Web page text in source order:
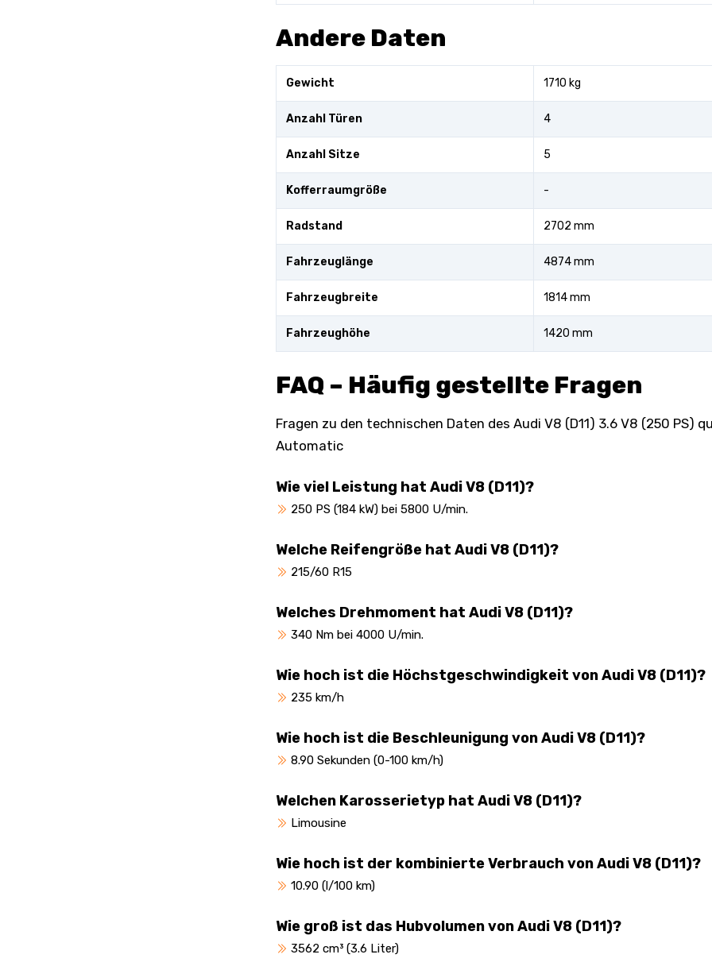
Andere Daten
Gewicht 1710 kg
Anzahl Türen 4
Anzahl Sitze 5
Kofferraumgröße -
Radstand 2702 mm
Fahrzeuglänge 4874 mm
Fahrzeugbreite 1814 mm
Fahrzeughöhe 1420 mm
FAQ – Häufig gestellte Fragen
Fragen zu den technischen Daten des Audi V8 (D11) 3.6 V8 (250 PS)
Automatic
Wie viel Leistung hat Audi V8 (D11)?
250 PS (184 kW) bei 5800 U/min.
Welche Reifengröße hat Audi V8 (D11)?
215/60 R15
Welches Drehmoment hat Audi V8 (D11)?
340 Nm bei 4000 U/min.
Wie hoch ist die Höchstgeschwindigkeit von Audi V8 (D11)?
235 km/h
Wie hoch ist die Beschleunigung von Audi V8 (D11)?
8.90 Sekunden (0-100 km/h)
Welchen Karosserietyp hat Audi V8 (D11)?
Limousine
Wie hoch ist der kombinierte Verbrauch von Audi V8 (D11)?
10.90 (l/100 km)
Wie groß ist das Hubvolumen von Audi V8 (D11)?
3562 cm³ (3.6 Liter)